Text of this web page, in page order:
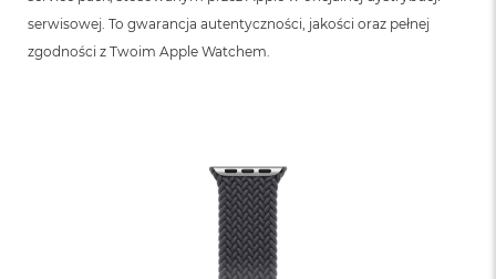
serwisowej. To gwarancja autentyczności, jakości oraz pełnej
zgodności z Twoim Apple Watchem.